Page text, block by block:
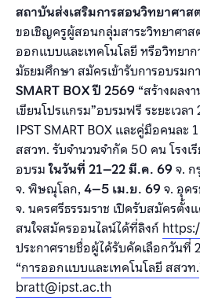
สถาบันส่งเสริมการสอนวิทยาศาส
ขอเชิญครูผู้สอนกลุ่มสาระวิทยาศาส
ออกแบบและเทคโนโลยี หรือวิทยา
มัธยมศึกษา สมัครเข้ารับการอบรมก
SMART BOX ปี 2569 “สร้างผลง
เขียนโปรแกรม”อบรมฟรี ระยะเว
IPST SMART BOX และคู่มือคนละ
สสวท. รับจำนวนจำกัด 50 คน โรงเ
อบรมในวันที่21–22 มี.ค. 69จ. ก
จ. พิษณุโลก,4–5 เม.ย. 69จ. อุด
จ. นครศรีธรรมราช เปิดรับสมัครตั้
สนใจสมัครออนไลน์ได้ที่ลิงก์
ประกาศรายชื่อผู้ได้รับคัดเลือกวันที่
“การออกแบบและเทคโนโลยี สสวท.
bratt@ipst.ac.th